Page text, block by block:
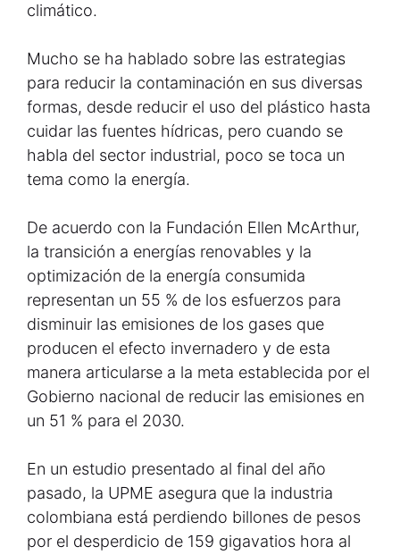
climático.
Mucho se ha hablado sobre las estrategias
para reducir la contaminación en sus diversas
formas, desde reducir el uso del plástico hasta
cuidar las fuentes hídricas, pero cuando se
habla del sector industrial, poco se toca un
tema como la energía.
De acuerdo con la Fundación Ellen McArthur,
la transición a energías renovables y la
optimización de la energía consumida
representan un 55 % de los esfuerzos para
disminuir las emisiones de los gases que
producen el efecto invernadero y de esta
manera articularse a la meta establecida por el
Gobierno nacional de reducir las emisiones en
un 51 % para el 2030.
En un estudio presentado al final del año
pasado, la UPME asegura que la industria
colombiana está perdiendo billones de pesos
por el desperdicio de 159 gigavatios hora al